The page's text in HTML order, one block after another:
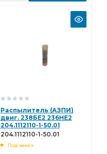
Распылитель (АЗПИ)
двиг. 238БЕ2 236НЕ2
204.1112110-1-50.01
204.1112110-1-50.01
Под заказ